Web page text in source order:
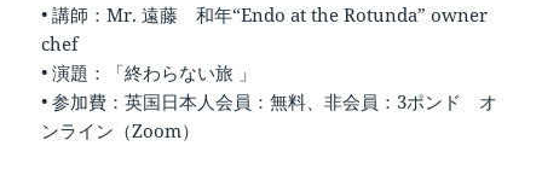
• 講師：Mr. 遠藤 和年“Endo at the Rotunda” owner
chef
• 演題：「終わらない旅 」
• 参加費：英国日本人会員：無料、非会員：3ポンド オ
ンライン（Zoom）